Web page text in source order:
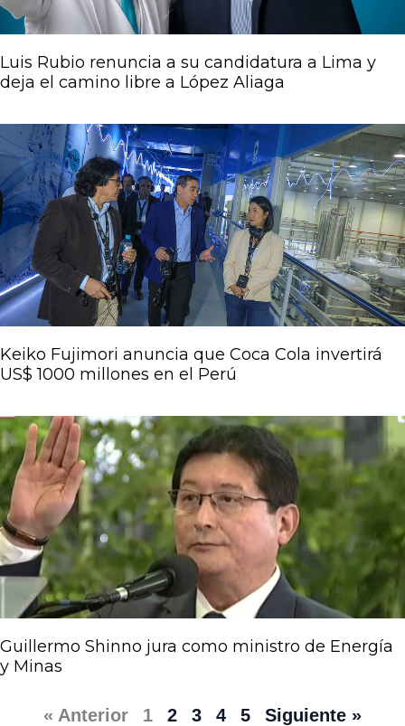
Luis Rubio renuncia a su candidatura a Lima y
deja el camino libre a López Aliaga
Keiko Fujimori anuncia que Coca Cola invertirá
US$ 1000 millones en el Perú
Guillermo Shinno jura como ministro de Energía
y Minas
« Anterior 1 2 3 4 5 Siguiente »